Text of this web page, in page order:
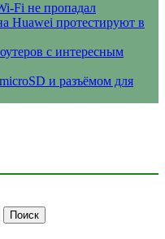
Fi не пропадал
Huawei протестируют в
с интересным
и разъёмом для